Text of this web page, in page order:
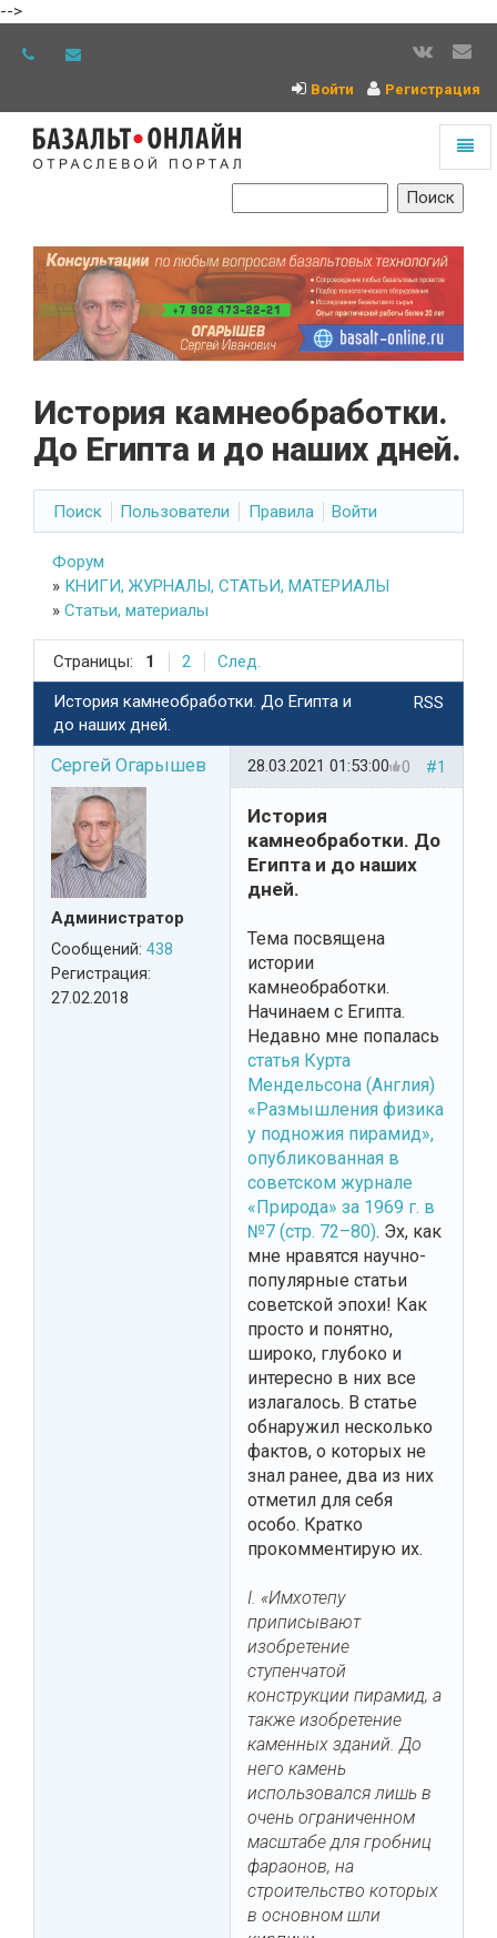
-->
Войти Регистрация
История камнеобработки.
До Египта и до наших дней.
Поиск Пользователи Правила Войти
Форум
» КНИГИ, ЖУРНАЛЫ, СТАТЬИ, МАТЕРИАЛЫ
» Статьи, материалы
Страницы: 1 2 След.
RSS
История камнеобработки. До Египта и
до наших дней.
Сергей Огарышев
Администратор
Сообщений: 438
Регистрация:
27.02.2018
#1
0
28.03.2021 01:53:00
История
камнеобработки. До
Египта и до наших
дней.
Тема посвящена
истории
камнеобработки.
Начинаем с Египта.
Недавно мне попалась
статья Курта
Мендельсона (Англия)
«Размышления физика
у подножия пирамид»,
опубликованная в
советском журнале
«Природа» за 1969 г. в
№7 (стр. 72–80). Эх, как
мне нравятся научно-
популярные статьи
советской эпохи! Как
просто и понятно,
широко, глубоко и
интересно в них все
излагалось. В статье
обнаружил несколько
фактов, о которых не
знал ранее, два из них
отметил для себя
особо. Кратко
прокомментирую их.
I. «Имхотепу
приписывают
изобретение
ступенчатой
конструкции пирамид, а
также изобретение
каменных зданий. До
него камень
использовался лишь в
очень ограниченном
масштабе для гробниц
фараонов, на
строительство которых
в основном шли